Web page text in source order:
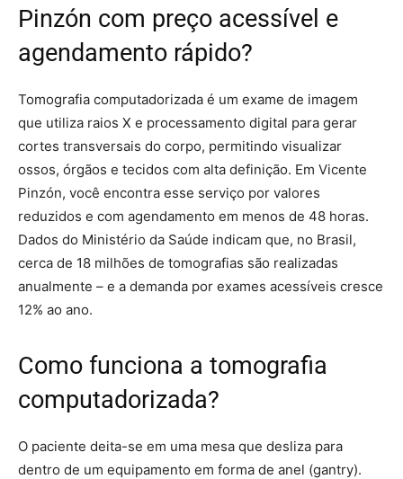
Pinzón com preço acessível e
agendamento rápido?
Tomografia computadorizada é um exame de imagem
que utiliza raios X e processamento digital para gerar
cortes transversais do corpo, permitindo visualizar
ossos, órgãos e tecidos com alta definição. Em Vicente
Pinzón, você encontra esse serviço por valores
reduzidos e com agendamento em menos de 48 horas.
Dados do Ministério da Saúde indicam que, no Brasil,
cerca de 18 milhões de tomografias são realizadas
anualmente – e a demanda por exames acessíveis cresce
12% ao ano.
Como funciona a tomografia
computadorizada?
O paciente deita-se em uma mesa que desliza para
dentro de um equipamento em forma de anel (gantry).